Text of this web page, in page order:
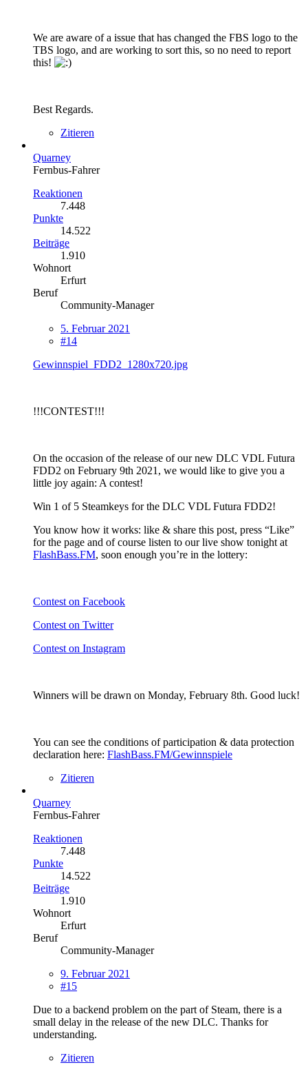
We are aware of a issue that has changed the FBS logo to the
TBS logo, and are working to sort this, so no need to report
this!
Best Regards.
Zitieren
Quarney
Fernbus-Fahrer
Reaktionen
7.448
Punkte
14.522
Beiträge
1.910
Wohnort
Erfurt
Beruf
Community-Manager
5. Februar 2021
#14
Gewinnspiel_FDD2_1280x720.jpg
!!!CONTEST!!!
On the occasion of the release of our new DLC VDL Futura
FDD2 on February 9th 2021, we would like to give you a
little joy again: A contest!
Win 1 of 5 Steamkeys for the DLC VDL Futura FDD2!
You know how it works: like & share this post, press “Like”
for the page and of course listen to our live show tonight at
FlashBass.FM, soon enough you’re in the lottery:
Contest on Facebook
Contest on Twitter
Contest on Instagram
Winners will be drawn on Monday, February 8th. Good luck!
You can see the conditions of participation & data protection
declaration here: FlashBass.FM/Gewinnspiele
Zitieren
Quarney
Fernbus-Fahrer
Reaktionen
7.448
Punkte
14.522
Beiträge
1.910
Wohnort
Erfurt
Beruf
Community-Manager
9. Februar 2021
#15
Due to a backend problem on the part of Steam, there is a
small delay in the release of the new DLC. Thanks for
understanding.
Zitieren